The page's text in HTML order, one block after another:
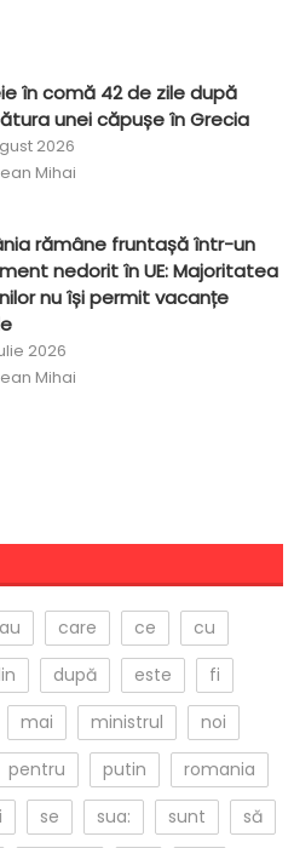
în comă 42 de zile după
unei căpușe în Grecia
2026
Mihai
rămâne fruntașă într-un
nedorit în UE: Majoritatea
nu își permit vacanțe
2026
Mihai
au care ce
cu
după este
fi
mai ministrul
noi
pentru putin
romania
se sua: sunt
să